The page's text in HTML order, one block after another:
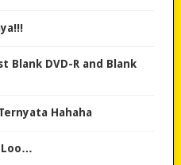
Blank DVD-R and Blank
Hahaha
Loo…